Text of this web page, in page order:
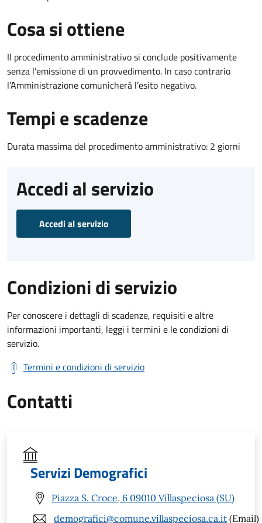
Cosa si ottiene
Il procedimento amministrativo si conclude positivamente
senza l’emissione di un provvedimento. In caso contrario
l’Amministrazione comunicherà l’esito negativo.
Tempi e scadenze
Durata massima del procedimento amministrativo: 2 giorni
Accedi al servizio
Accedi al servizio
Condizioni di servizio
Per conoscere i dettagli di scadenze, requisiti e altre
informazioni importanti, leggi i termini e le condizioni di
servizio.
Termini e condizioni di servizio
Contatti
Servizi Demografici
Piazza S. Croce, 6 09010 Villaspeciosa (SU)
demografici@comune.villaspeciosa.ca.it (Email)